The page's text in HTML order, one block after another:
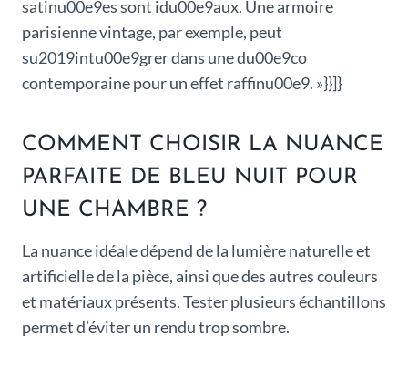
satinu00e9es sont idu00e9aux. Une armoire
parisienne vintage, par exemple, peut
su2019intu00e9grer dans une du00e9co
contemporaine pour un effet raffinu00e9. »}}]}
COMMENT CHOISIR LA NUANCE
PARFAITE DE BLEU NUIT POUR
UNE CHAMBRE ?
La nuance idéale dépend de la lumière naturelle et
artificielle de la pièce, ainsi que des autres couleurs
et matériaux présents. Tester plusieurs échantillons
permet d’éviter un rendu trop sombre.